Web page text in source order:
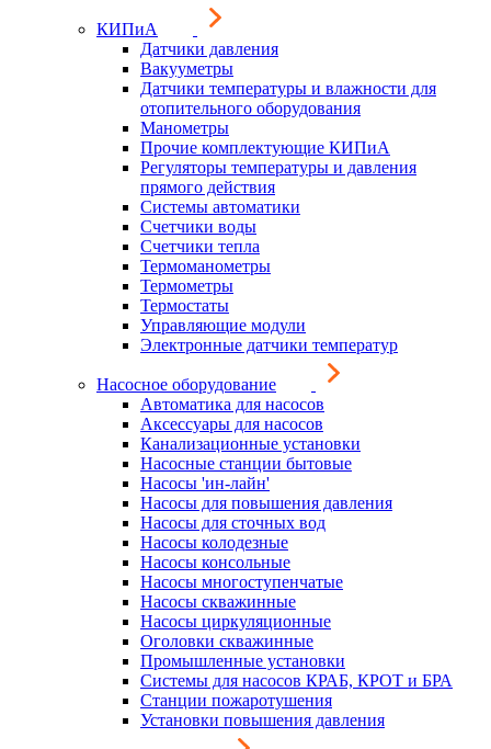
КИПиА
Датчики давления
Вакууметры
Датчики температуры и влажности для
отопительного оборудования
Манометры
Прочие комплектующие КИПиА
Регуляторы температуры и давления
прямого действия
Системы автоматики
Счетчики воды
Счетчики тепла
Термоманометры
Термометры
Термостаты
Управляющие модули
Электронные датчики температур
Насосное оборудование
Автоматика для насосов
Аксессуары для насосов
Канализационные установки
Насосные станции бытовые
Насосы 'ин-лайн'
Насосы для повышения давления
Насосы для сточных вод
Насосы колодезные
Насосы консольные
Насосы многоступенчатые
Насосы скважинные
Насосы циркуляционные
Оголовки скважинные
Промышленные установки
Системы для насосов КРАБ, КРОТ и БРА
Станции пожаротушения
Установки повышения давления